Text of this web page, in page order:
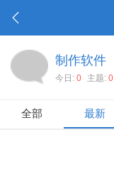
制作软件
今日:0 主题:0
全部 最新